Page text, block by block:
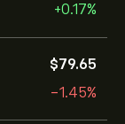
+0.17%
‎$‎79.65
-1.45%